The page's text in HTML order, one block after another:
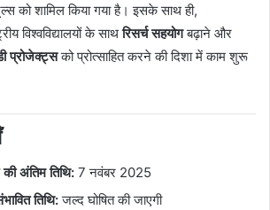
को शामिल किया गया है। इसके साथ ही,
विश्वविद्यालयों के साथरिसर्च सहयोगबढ़ाने और
प्रोजेक्ट्सको प्रोत्साहित करने की दिशा में काम शुरू
अंतिम तिथि: 7 नवंबर 2025
तिथि:जल्द घोषित की जाएगी